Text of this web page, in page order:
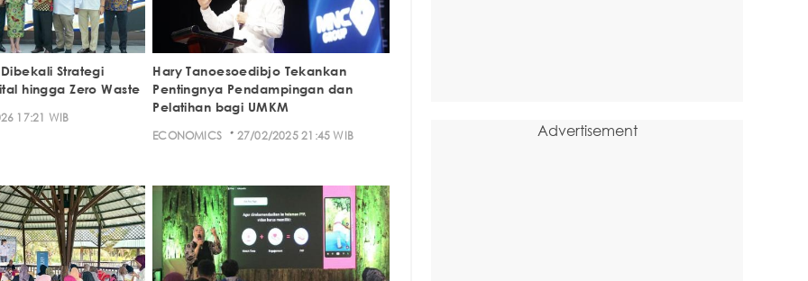
Strategi
hingga Zero Waste
17:21 WIB
Hary Tanoesoedibjo Tekankan
Pentingnya Pendampingan dan
Pelatihan bagi UMKM
ECONOMICS · 27/02/2025 21:45 WIB Advertisement